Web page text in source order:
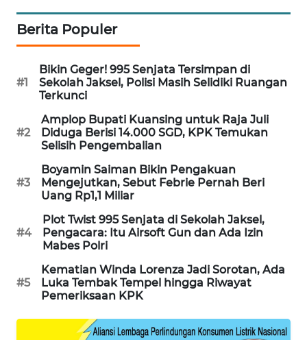
Berita Populer
#1
Bikin Geger! 995 Senjata Tersimpan di
Sekolah Jaksel, Polisi Masih Selidiki Ruangan
Terkunci
#2
Amplop Bupati Kuansing untuk Raja Juli
Diduga Berisi 14.000 SGD, KPK Temukan
Selisih Pengembalian
#3
Boyamin Saiman Bikin Pengakuan
Mengejutkan, Sebut Febrie Pernah Beri
Uang Rp1,1 Miliar
#4
Plot Twist 995 Senjata di Sekolah Jaksel,
Pengacara: Itu Airsoft Gun dan Ada Izin
Mabes Polri
#5
Kematian Winda Lorenza Jadi Sorotan, Ada
Luka Tembak Tempel hingga Riwayat
Pemeriksaan KPK
JAKARTA
NEWS
NEWS
NEWS
JURNAL
MARITIM
HUMBANG
NEWS
GARONGGANG
NEWS